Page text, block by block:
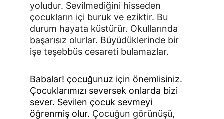
yoludur. Sevilmediğini hisseden
çocukların içi buruk ve eziktir. Bu
durum hayata küstürür. Okullarında
başarısız olurlar. Büyüdüklerinde bir
işe teşebbüs cesareti bulamazlar.
Babalar! çocuğunuz için önemlisiniz.
Çocuklarımızı seversek onlarda bizi
sever. Sevilen çocuk sevmeyi
öğrenmiş olur. Çocuğun görünüşü,